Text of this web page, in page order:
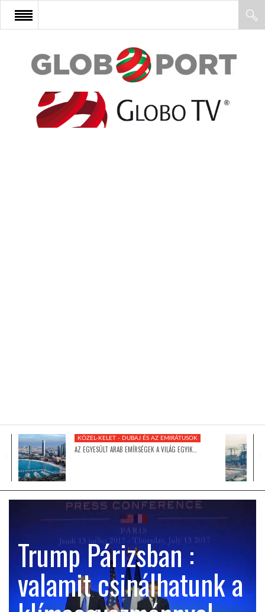
FŐOLDAL
AFRIKA
GLOBOTV BP
TROPICALMAGAZIN
GLOBOTV
KÖZEL-KELET - DUBAJ ÉS AZ EMIRÁTUSOK
AZ EGYESÜLT ARAB EMÍRSÉGEK A VILÁG EGYIK…
Trump Párizsban :
valamit csinálhatunk a